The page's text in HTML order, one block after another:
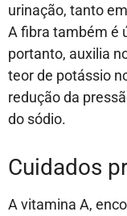
urinação, tanto
A fibra também é
portanto, auxilia
teor de potássio
redução da
do sódio.
Cuidados
A vitamina A,